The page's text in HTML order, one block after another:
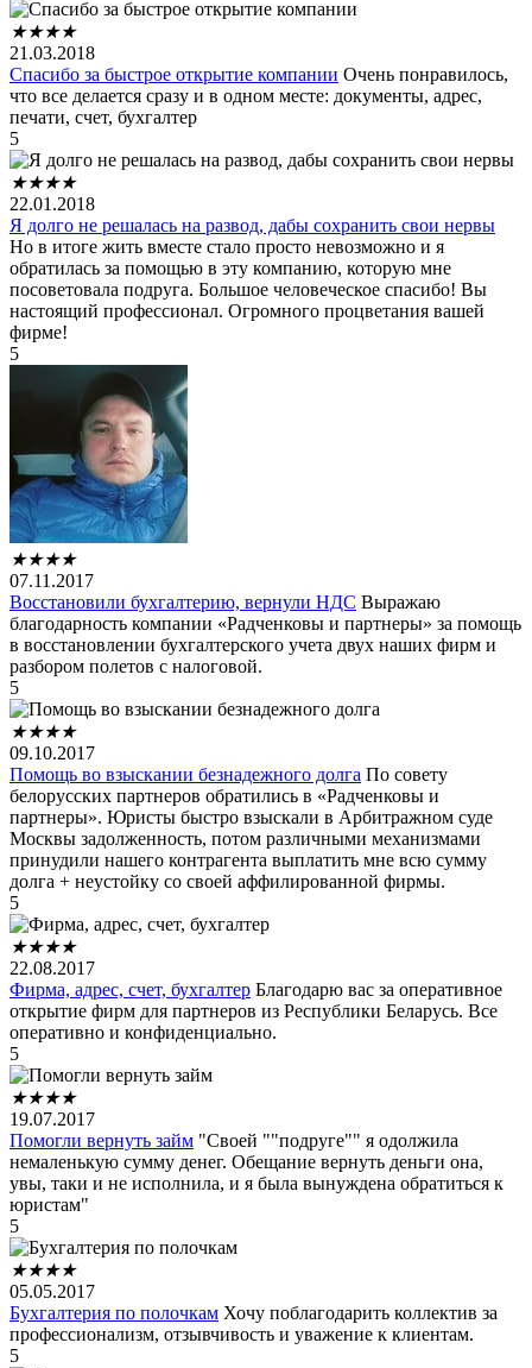
★★★★
21.03.2018
Спасибо за быстрое открытие компании Очень понравилось,
что все делается сразу и в одном месте: документы, адрес,
печати, счет, бухгалтер
5
★★★★
22.01.2018
Я долго не решалась на развод, дабы сохранить свои нервы
Но в итоге жить вместе стало просто невозможно и я
обратилась за помощью в эту компанию, которую мне
посоветовала подруга. Большое человеческое спасибо! Вы
настоящий профессионал. Огромного процветания вашей
фирме!
5
★★★★
07.11.2017
Восстановили бухгалтерию, вернули НДС Выражаю
благодарность компании «Радченковы и партнеры» за помощь
в восстановлении бухгалтерского учета двух наших фирм и
разбором полетов с налоговой.
5
★★★★
09.10.2017
Помощь во взыскании безнадежного долга По совету
белорусских партнеров обратились в «Радченковы и
партнеры». Юристы быстро взыскали в Арбитражном суде
Москвы задолженность, потом различными механизмами
принудили нашего контрагента выплатить мне всю сумму
долга + неустойку со своей аффилированной фирмы.
5
★★★★
22.08.2017
Фирма, адрес, счет, бухгалтер Благодарю вас за оперативное
открытие фирм для партнеров из Республики Беларусь. Все
оперативно и конфиденциально.
5
★★★★
19.07.2017
Помогли вернуть займ "Своей ""подруге"" я одолжила
немаленькую сумму денег. Обещание вернуть деньги она,
увы, таки и не исполнила, и я была вынуждена обратиться к
юристам"
5
★★★★
05.05.2017
Бухгалтерия по полочкам Хочу поблагодарить коллектив за
профессионализм, отзывчивость и уважение к клиентам.
5